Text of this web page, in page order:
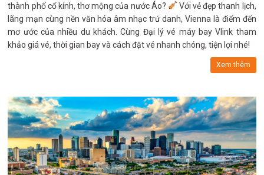
thành phố cổ kính, thơ mộng của nước Áo?
Với vẻ đẹp thanh lịch,
lãng mạn cùng nền văn hóa âm nhạc trứ danh, Vienna là điểm đến
mơ ước của nhiều du khách. Cùng Đại lý vé máy bay Vlink tham
khảo giá vé, thời gian bay và cách đặt vé nhanh chóng, tiện lợi nhé!
Xem thêm